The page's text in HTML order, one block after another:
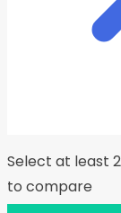
Select at least
to compare